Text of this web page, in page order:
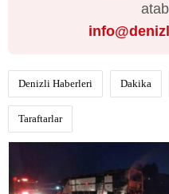
Denizli Haberleri Dakika
Taraftarlar